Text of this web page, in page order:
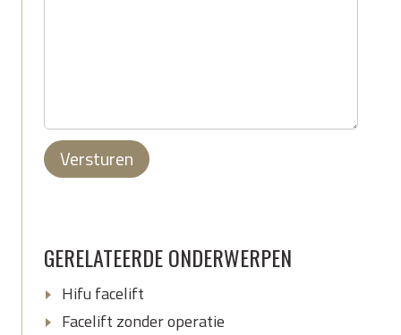
Versturen
GERELATEERDE ONDERWERPEN
Hifu facelift
Facelift zonder operatie